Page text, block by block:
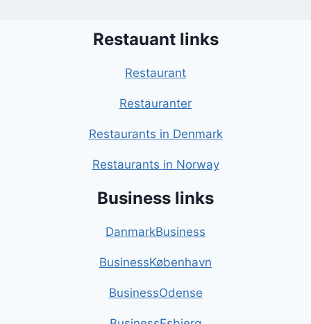
Restauant links
Restaurant
Restauranter
Restaurants in Denmark
Restaurants in Norway
Business links
DanmarkBusiness
BusinessKøbenhavn
BusinessOdense